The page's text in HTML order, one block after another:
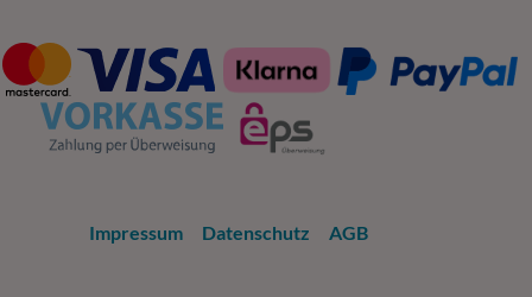
Impressum Datenschutz AGB